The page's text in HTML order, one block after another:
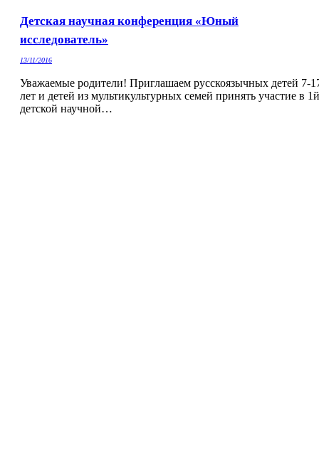
Детская научная конференция «Юный
исследователь»
13/11/2016
Уважаемые родители! Приглашаем русскоязычных детей 7-
лет и детей из мультикультурных семей принять участие в 1й
детской научной…